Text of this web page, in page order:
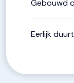
Gebouwd
Eerlijk